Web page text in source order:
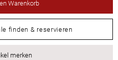
Warenkorb
finden & reservieren
merken